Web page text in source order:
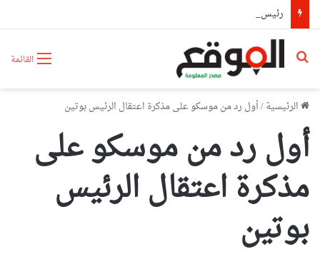
القائمة بحث عن
الرئيسية/أول رد من موسكو على مذكرة اعتقال الرئيس بوتين
أول رد من موسكو على
مذكرة اعتقال الرئيس
بوتين